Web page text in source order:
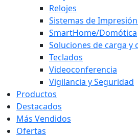
Relojes
Sistemas de
SmartHome/Domótica
Soluciones de carga y
Teclados
Videoconferencia
Vigilancia y Seguridad
Productos
Destacados
Más Vendidos
Ofertas